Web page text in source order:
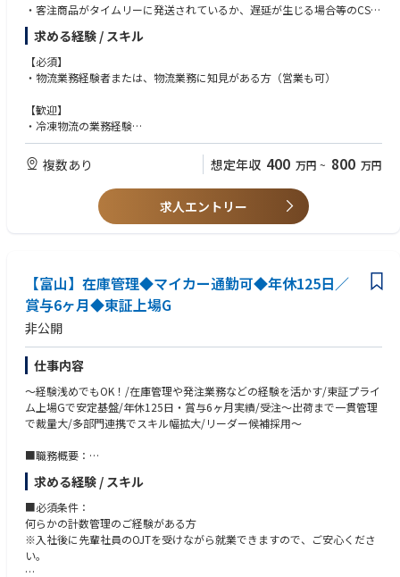
の調整業務
・海外の大手IT企業・通信事業者といったエンド顧客との納期折衝
■業務の特徴
・製造リードタイムは、半導体チップ製造で約3ヶ月、モジュール組立で
・歩留まりの変動や設備トラブルにより計画変更が頻繁に発生するため、
顧客への約束を守るため、後工程との入れ替えや計画変更を組み替える調
整能力が鍛えられます。
・製品担当制：担当品種ごとに、オーダー確認から出荷納期回答まで一連
の業務を自律的に推進していただきます。
■専門用語について
・光通信用デバイス：光ファイバー通信で電気信号と光信号を変換する半
・客注商品がタイムリーに発送されているか、遅延が生じる場合等のCS対
応が適切になされているかのモニタリング
・商品原価を低廉にするための仕様見直し
・機能向上やお客様満足度UPに向けた各種打ち手の検討と実行 など
現場のオペレーションを見て改善するだけでなく、
物流DX事業、経営企画、事業管理部門、海外事業などご希望に応じて幅広
求める経験 / スキル
【必須】
・物流業務経験者または、物流業務に知見がある方（営業も可）
【歓迎】
・冷凍物流の業務経験
・海外での物流業務経験
【求める人物像】
・ニチレイバリューズに共感して頂ける方
・人とコミュニケーションをとることが好きな方
・物事の仕組みを作ることが好きな方
複数あり 想定年収 400 万円 ~ 800 万円
求人エントリー
【富山】在庫管理◆マイカー通勤可◆年休125日／
賞与6ヶ月◆東証上場G
非公開
仕事内容
～経験浅めでもOK！/在庫管理や発注業務などの経験を活かす/東証プライ
ム上場Gで安定基盤/年休125日・賞与6ヶ月実績/受注～出荷まで一貫管理
で裁量大/多部門連携でスキル幅拡大/リーダー候補採用～
■職務概要：
当社の北陸受注センターにて、主力消耗品であるフィルターの在庫管理業
務をご担当いただきます。
■業務詳細：
・フィルターの在庫管理・受注処理(会計ソフト：グラシアスを使用)
・協力会社への発注、納期調整、管理監督
・その他特注品の対応
求める経験 / スキル
■必須条件：
何らかの計数管理のご経験がある方
※入社後に先輩社員のOJTを受けながら就業できますので、ご安心くださ
い。